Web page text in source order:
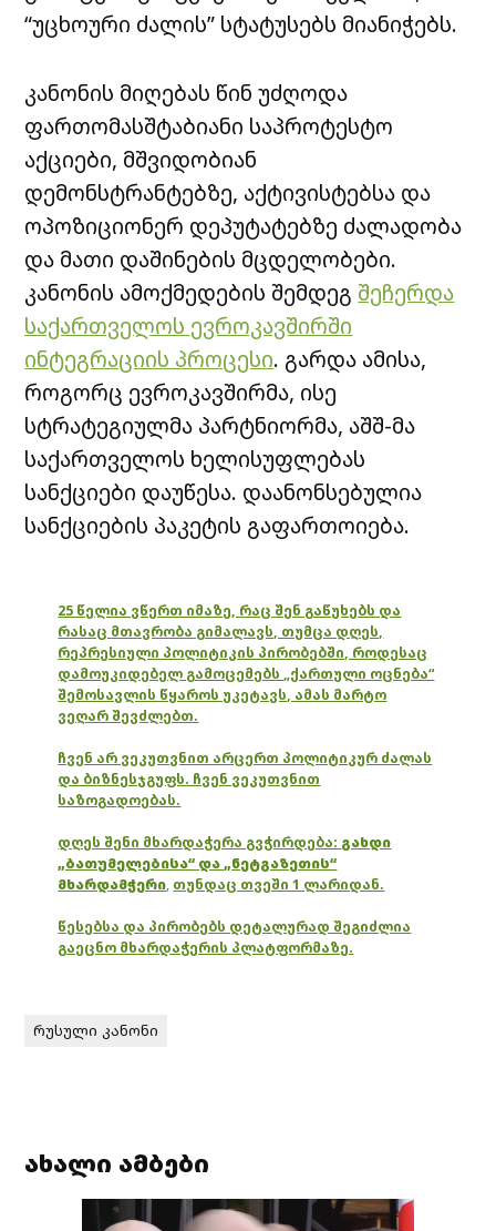
“უცხოური ძალის” სტატუსებს მიანიჭებს.
კანონის მიღებას წინ უძღოდა
ფართომასშტაბიანი საპროტესტო
აქციები, მშვიდობიან
დემონსტრანტებზე, აქტივისტებსა და
ოპოზიციონერ დეპუტატებზე ძალადობა
და მათი დაშინების მცდელობები.
კანონის ამოქმედების შემდეგშეჩერდა
საქართველოს ევროკავშირში
ინტეგრაციის პროცესი. გარდა ამისა,
როგორც ევროკავშირმა, ისე
სტრატეგიულმა პარტნიორმა, აშშ-მა
საქართველოს ხელისუფლებას
სანქციები დაუწესა. დაანონსებულია
სანქციების პაკეტის გაფართოიება.
25 წელია ვწერთ იმაზე, რაც შენ გაწუხებს და
რასაც მთავრობა გიმალავს, თუმცა დღეს,
რეპრესიული პოლიტიკის პირობებში, როდესაც
დამოუკიდებელ გამოცემებს „ქართული ოცნება“
შემოსავლის წყაროს უკეტავს, ამას მარტო
ვეღარ შევძლებთ.
ჩვენ არ ვეკუთვნით არცერთ პოლიტიკურ ძალას
და ბიზნესჯგუფს. ჩვენ ვეკუთვნით
საზოგადოებას.
დღეს შენი მხარდაჭერა გვჭირდება: გახდი
„ბათუმელებისა“ და „ნეტგაზეთის“
მხარდამჭერი, თუნდაც თვეში 1 ლარიდან.
წესებსა და პირობებს დეტალურად შეგიძლია
გაეცნო მხარდაჭერის პლატფორმაზე.
რუსული კანონი
ახალი ამბები